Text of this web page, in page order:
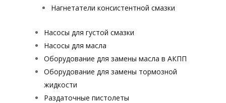
Нагнетатели консистентной смазки
Насосы для густой смазки
Насосы для масла
Оборудование для замены масла в АКПП
Оборудование для замены тормозной
жидкости
Раздаточные пистолеты